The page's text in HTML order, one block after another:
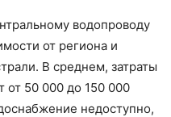
водопроводу
от региона и
В среднем, затраты
от 50 000 до 150 000
недоступно,